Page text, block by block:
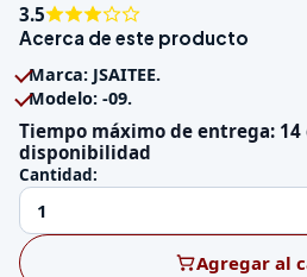
3.5
Acerca de este producto
Marca: JSAITEE.
Modelo: -09.
Tiempo máximo de entrega: 14
disponibilidad
Cantidad:
Agregar al